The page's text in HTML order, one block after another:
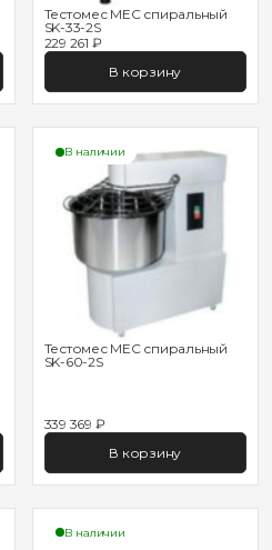
Тестомес MEC спиральный
SK-33-2S
229 261 ₽
В корзину
В наличии
Тестомес MEC спиральный
SK-60-2S
339 369 ₽
В корзину
В наличии